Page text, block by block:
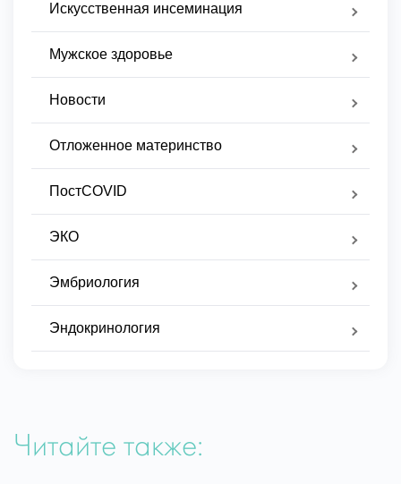
Искусственная инсеминация
Мужское здоровье
Новости
Отложенное материнство
ПостCOVID
ЭКО
Эмбриология
Эндокринология
Читайте также: